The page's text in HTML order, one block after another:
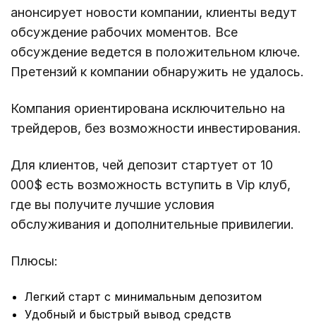
анонсирует новости компании, клиенты ведут
обсуждение рабочих моментов. Все
обсуждение ведется в положительном ключе.
Претензий к компании обнаружить не удалось.
Компания ориентирована исключительно на
трейдеров, без возможности инвестирования.
Для клиентов, чей депозит стартует от 10
000$ есть возможность вступить в Vip клуб,
где вы получите лучшие условия
обслуживания и дополнительные привилегии.
Плюсы:
Легкий старт с минимальным депозитом
Удобный и быстрый вывод средств